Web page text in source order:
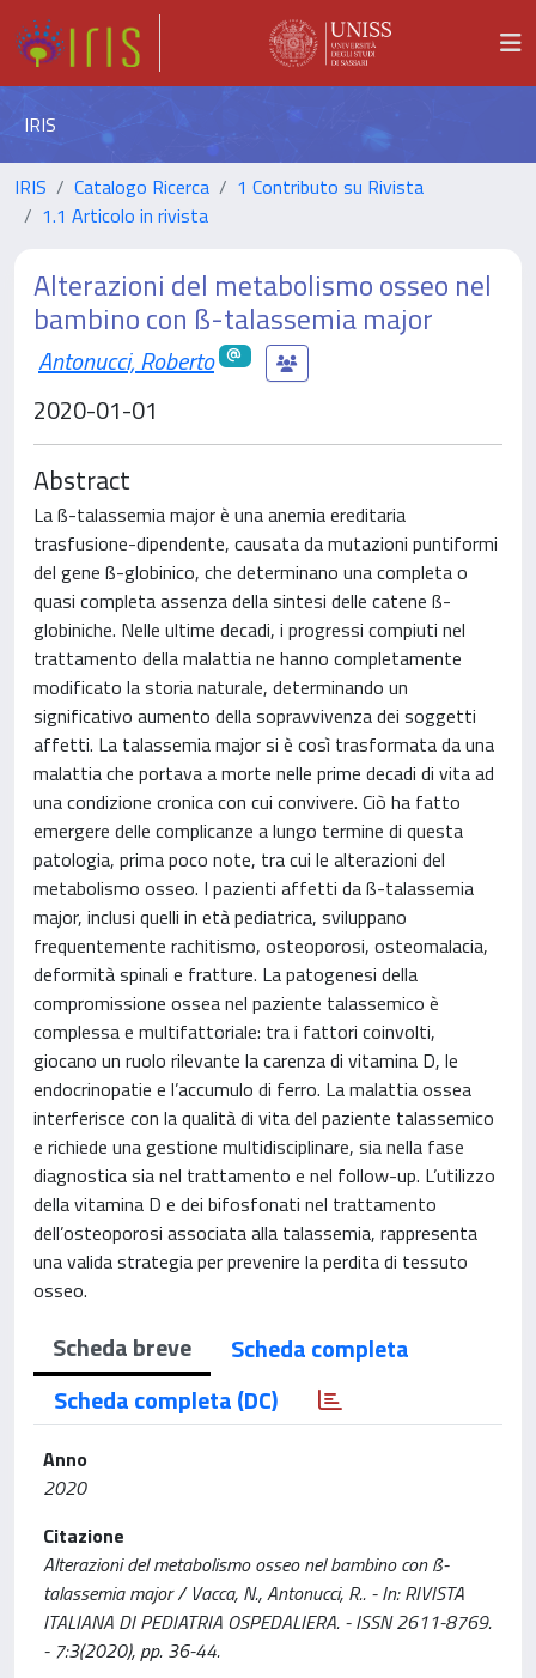
IRIS
IRIS Catalogo Ricerca
1 Contributo su Rivista
1.1 Articolo in rivista
Alterazioni del metabolismo osseo nel
bambino con ß-talassemia major
Antonucci, Roberto
2020-01-01
Abstract
La ß-talassemia major è una anemia ereditaria
trasfusione-dipendente, causata da mutazioni puntiformi
del gene ß-globinico, che determinano una completa o
quasi completa assenza della sintesi delle catene ß-
globiniche. Nelle ultime decadi, i progressi compiuti nel
trattamento della malattia ne hanno completamente
modificato la storia naturale, determinando un
significativo aumento della sopravvivenza dei soggetti
affetti. La talassemia major si è così trasformata da una
malattia che portava a morte nelle prime decadi di vita ad
una condizione cronica con cui convivere. Ciò ha fatto
emergere delle complicanze a lungo termine di questa
patologia, prima poco note, tra cui le alterazioni del
metabolismo osseo. I pazienti affetti da ß-talassemia
major, inclusi quelli in età pediatrica, sviluppano
frequentemente rachitismo, osteoporosi, osteomalacia,
deformità spinali e fratture. La patogenesi della
compromissione ossea nel paziente talassemico è
complessa e multifattoriale: tra i fattori coinvolti,
giocano un ruolo rilevante la carenza di vitamina D, le
endocrinopatie e l’accumulo di ferro. La malattia ossea
interferisce con la qualità di vita del paziente talassemico
e richiede una gestione multidisciplinare, sia nella fase
diagnostica sia nel trattamento e nel follow-up. L’utilizzo
della vitamina D e dei bifosfonati nel trattamento
dell’osteoporosi associata alla talassemia, rappresenta
una valida strategia per prevenire la perdita di tessuto
osseo.
Scheda breve
Scheda completa
Scheda completa (DC)
Anno
2020
Citazione
Alterazioni del metabolismo osseo nel bambino con ß-
talassemia major / Vacca, N., Antonucci, R.. - In: RIVISTA
ITALIANA DI PEDIATRIA OSPEDALIERA. - ISSN 2611-8769.
- 7:3(2020), pp. 36-44.